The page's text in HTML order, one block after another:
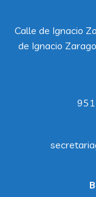
Calle de Ignacio
de Ignacio